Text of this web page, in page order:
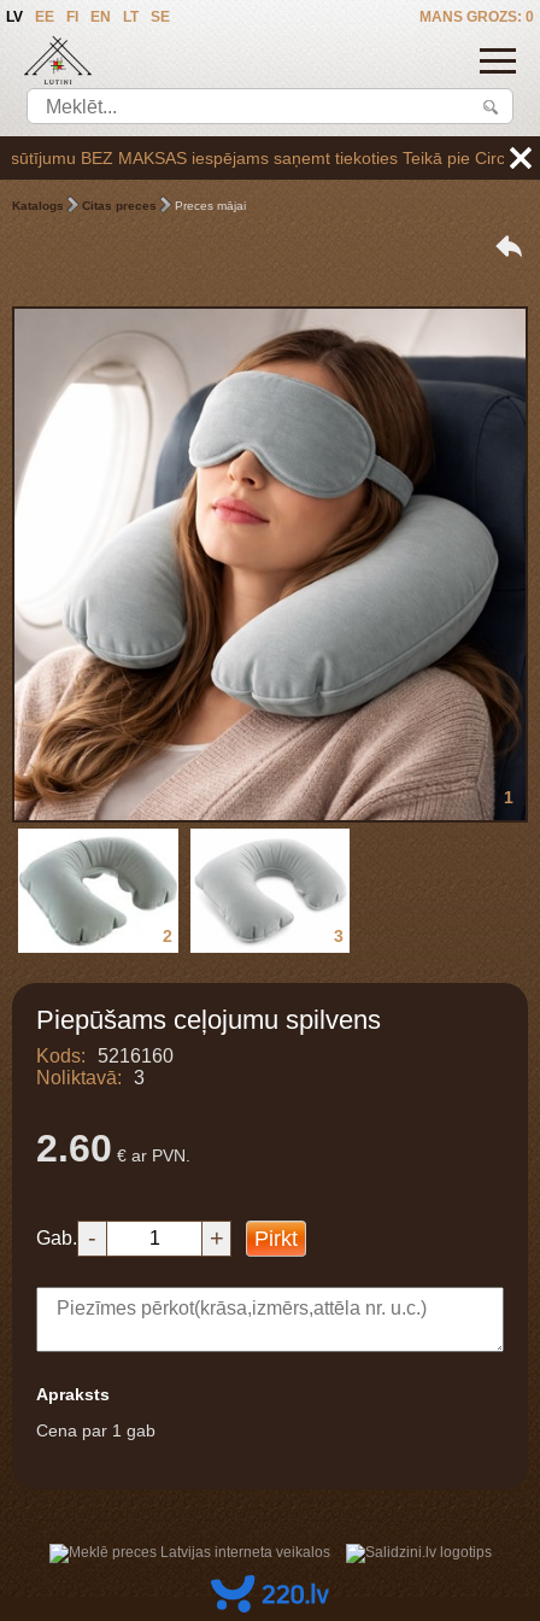
MANS GROZS: 0
LV EE FI EN LT SE
BEZ MAKSAS iespējams saņemt tiekoties Teikā pie Circle K
Katalogs Citas preces Preces mājai
1
2 3
Piepūšams ceļojumu spilvens
Kods:
5216160
Noliktavā:
3
2.60 € ar PVN.
Gab. - + Pirkt
Apraksts
Cena par 1 gab